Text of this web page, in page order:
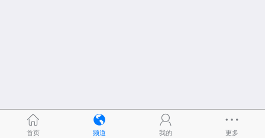
首页 频道 我的 更多